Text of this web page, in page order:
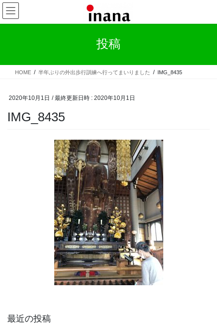
コ
ン
テ
ス
ナ
ビ
ゲ
ン
投稿
HOME 半年ぶりの外出歩行訓練へ行ってまいりました IMG_8435
2020年10月1日 / 最終更新日時 : 2020年10月1日
IMG_8435
最近の投稿